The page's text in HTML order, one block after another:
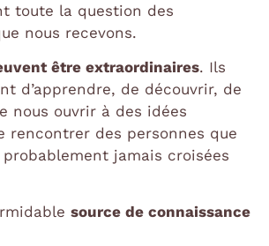
toute la question des
nous recevons.
être extraordinaires. Ils
d’apprendre, de découvrir, de
nous ouvrir à des idées
rencontrer des personnes que
probablement jamais croisées
source de connaissance